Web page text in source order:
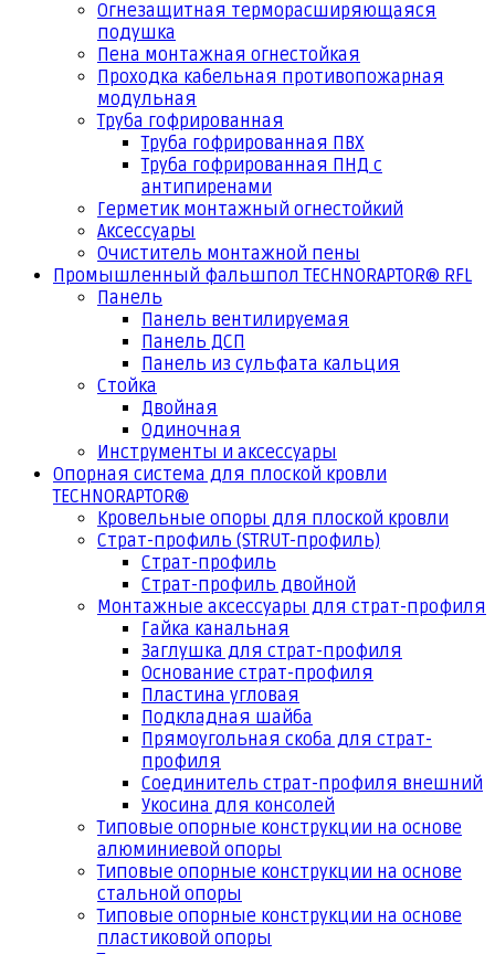
Огнезащитная терморасширяющаяся
подушка
Пена монтажная огнестойкая
Проходка кабельная противопожарная
модульная
Труба гофрированная
Труба гофрированная ПВХ
Труба гофрированная ПНД с
антипиренами
Герметик монтажный огнестойкий
Аксессуары
Очиститель монтажной пены
Промышленный фальшпол TECHNORAPTOR® RFL
Панель
Панель вентилируемая
Панель ДСП
Панель из сульфата кальция
Стойка
Двойная
Одиночная
Инструменты и аксессуары
Опорная система для плоской кровли
TECHNORAPTOR®
Кровельные опоры для плоской кровли
Страт-профиль (STRUT-профиль)
Страт-профиль
Страт-профиль двойной
Монтажные аксессуары для страт-профиля
Гайка канальная
Заглушка для страт-профиля
Основание страт-профиля
Пластина угловая
Подкладная шайба
Прямоугольная скоба для страт-
профиля
Соединитель страт-профиля внешний
Укосина для консолей
Типовые опорные конструкции на основе
алюминиевой опоры
Типовые опорные конструкции на основе
стальной опоры
Типовые опорные конструкции на основе
пластиковой опоры